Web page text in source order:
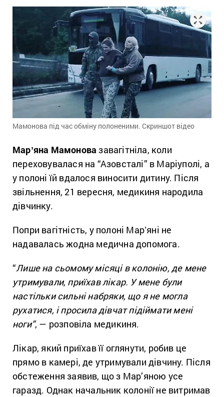
Мамонова під час обміну полоненими. Скриншот відео
Марʼяна Мамоновазавагітніла, коли
переховувалася на “Азовсталі” в Маріуполі, а
у полоні їй вдалося виносити дитину. Після
звільнення, 21 вересня, медикиня народила
дівчинку.
Попри вагітність, у полоні Марʼяні не
надавалась жодна медична допомога.
“Лише на сьомому місяців колонію, де мене
утримували, приїхав лікар. У мене були
настільки сильні набряки, що я не могла
рухатися, і просила дівчат підіймати мені
ноги”, — розповіла медикиня.
Лікар, який приїхав її оглянути, робив це
прямо в камері, де утримували дівчину. Після
обстеження заявив, що з Мар’яною усе
гаразд. Однак начальник колонії не витримав